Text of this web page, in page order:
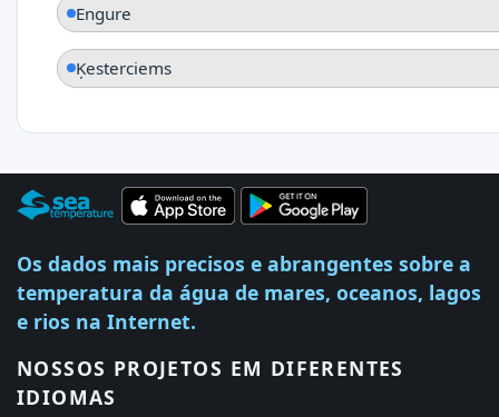
Engure
Ķesterciems
Os dados mais precisos e abrangentes sobre a
temperatura da água de mares, oceanos, lagos
e rios na Internet.
NOSSOS PROJETOS EM DIFERENTES
IDIOMAS